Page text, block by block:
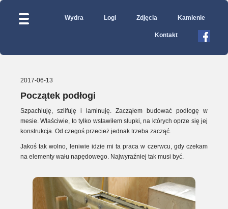
Wydra Logi Zdjęcia Kamienie
Kontakt
2017-06-13
Początek podłogi
Szpachluję, szlifuję i laminuję. Zacząłem budować podłogę w
mesie. Właściwie, to tylko wstawiłem słupki, na których oprze się jej
konstrukcja. Od czegoś przecież jednak trzeba zacząć.
Jakoś tak wolno, leniwie idzie mi ta praca w czerwcu, gdy czekam
na elementy wału napędowego. Najwyraźniej tak musi być.